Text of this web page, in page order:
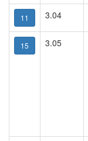
11 3.04
15 3.05